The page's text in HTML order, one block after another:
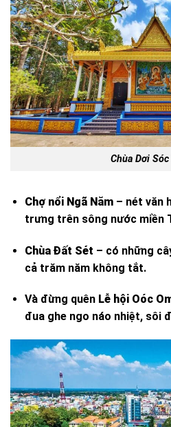
Chùa Dơi
Chợ nổi Ngã Năm– nét văn
trưng trên sông nước miền
Chùa Đất Sét – có những
cả trăm năm không tắt.
Và đừng quên Lễ hội Oóc
đua ghe ngo náo nhiệt, sôi